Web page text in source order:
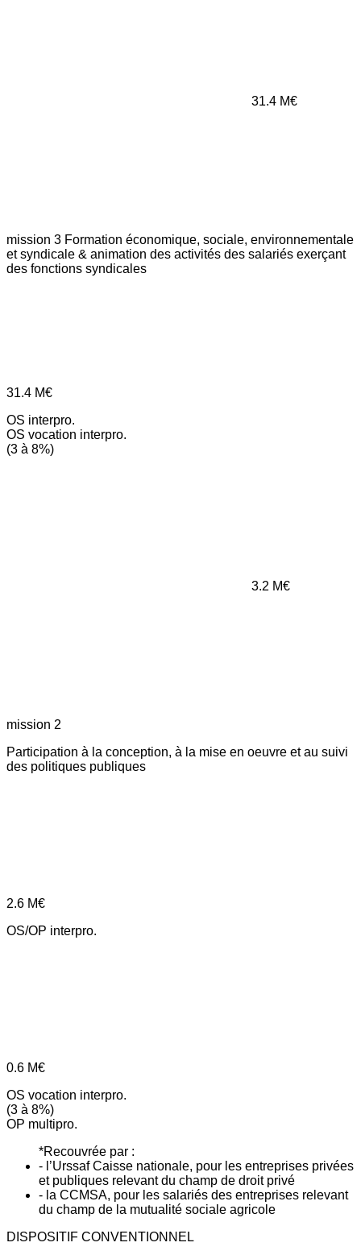
31.4 M€
mission 3 Formation économique, sociale, environnementale
et syndicale & animation des activités des salariés exerçant
des fonctions syndicales
31.4 M€
OS interpro.
OS vocation interpro.
(3 à 8%)
3.2 M€
mission 2
Participation à la conception, à la mise en oeuvre et au suivi
des politiques publiques
2.6 M€
OS/OP interpro.
0.6 M€
OS vocation interpro.
(3 à 8%)
OP multipro.
*Recouvrée par :
- l’Urssaf Caisse nationale, pour les entreprises privées
et publiques relevant du champ de droit privé
- la CCMSA, pour les salariés des entreprises relevant
du champ de la mutualité sociale agricole
DISPOSITIF CONVENTIONNEL